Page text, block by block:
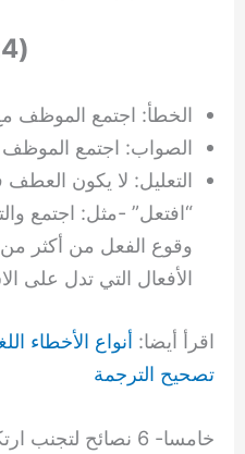
(24)
الخطأ: اجتمع الموظف
الصواب: اجتمع الموظف
التعليل: لا يكون
“افتعل” -مثل: اجتمع
وقوع الفعل من أكثر من
الأفعال التي تدل على
اقرأ أيضا: أنواع الأخطاء
تصحيح الترجمة
خامسا- 6 نصائح